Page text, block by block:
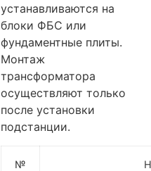
устанавливаются на
блоки ФБС или
фундаментные плиты.
Монтаж
трансформатора
осуществляют только
после установки
подстанции.
№